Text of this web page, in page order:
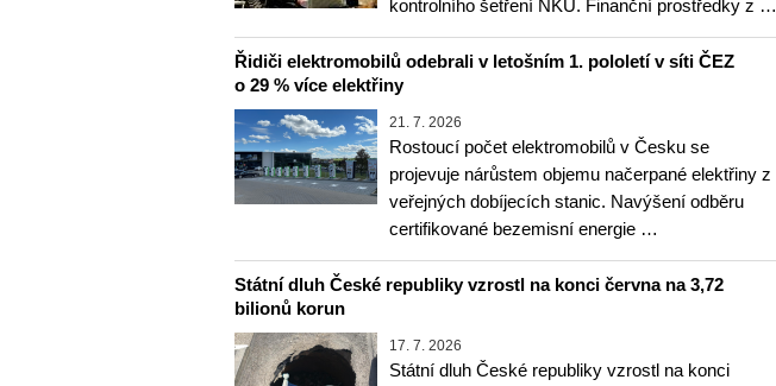
kontrolního šetření NKÚ. Finanční prostředky z …
Řidiči elektromobilů odebrali v letošním 1. pololetí v síti ČEZ
o 29 % více elektřiny
21. 7. 2026
Rostoucí počet elektromobilů v Česku se
projevuje nárůstem objemu načerpané elektřiny z
veřejných dobíjecích stanic. Navýšení odběru
certifikované bezemisní energie …
Státní dluh České republiky vzrostl na konci června na 3,72
bilionů korun
17. 7. 2026
Státní dluh České republiky vzrostl na konci